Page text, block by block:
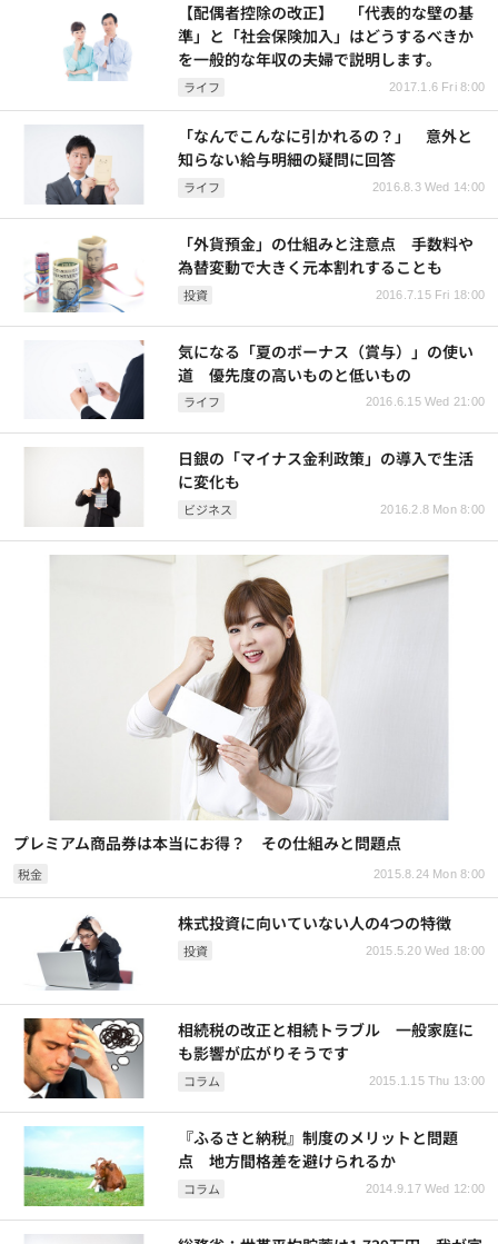
ライフ 2017.1.6 Fri 8:00
【配偶者控除の改正】 「代表的な壁の基
準」と「社会保険加入」はどうするべきか
を一般的な年収の夫婦で説明します。
ライフ 2016.8.3 Wed 14:00
「なんでこんなに引かれるの？」 意外と
知らない給与明細の疑問に回答
投資 2016.7.15 Fri 18:00
「外貨預金」の仕組みと注意点 手数料や
為替変動で大きく元本割れすることも
ライフ 2016.6.15 Wed 21:00
気になる「夏のボーナス（賞与）」の使い
道 優先度の高いものと低いもの
ビジネス 2016.2.8 Mon 8:00
日銀の「マイナス金利政策」の導入で生活
に変化も
税金 2015.8.24 Mon 8:00
プレミアム商品券は本当にお得？ その仕組みと問題点
投資 2015.5.20 Wed 18:00
株式投資に向いていない人の4つの特徴
コラム 2015.1.15 Thu 13:00
相続税の改正と相続トラブル 一般家庭に
も影響が広がりそうです
コラム 2014.9.17 Wed 12:00
『ふるさと納税』制度のメリットと問題
点 地方間格差を避けられるか